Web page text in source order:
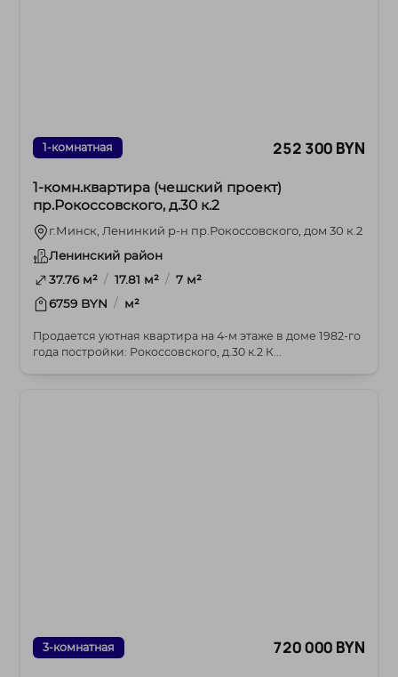
1-комнатная 252 300 BYN
1-комн.квартира (чешский проект)
пр.Рокоссовского, д.30 к.2
г.Минск, Ленинкий р-н пр.Рокоссовского, дом 30 к.2
Ленинский район
37.76 м² / 17.81 м² / 7 м²
6759 BYN / м²
Продается уютная квартира на 4-м этаже в доме 1982-го
года постройки: Рокоссовского, д.30 к.2 К...
3-комнатная 720 000 BYN